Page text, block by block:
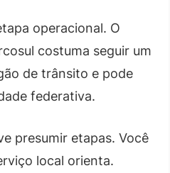
operacional. O
costuma seguir um
de trânsito e pode
federativa.
presumir etapas. Você
local orienta.